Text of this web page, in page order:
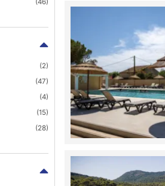
(46)
(2)
(47)
(4)
(15)
(28)